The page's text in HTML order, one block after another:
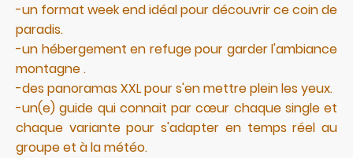
-un format week end idéal pour découvrir ce coin de
paradis.
-un hébergement en refuge pour garder l'ambiance
montagne .
-des panoramas XXL pour s'en mettre plein les yeux.
-un(e) guide qui connait par cœur chaque single et
chaque variante pour s'adapter en temps réel au
groupe et à la météo.